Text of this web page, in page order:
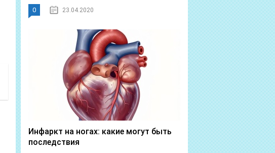
0 23.04.2020
Инфаркт на ногах: какие могут быть
последствия